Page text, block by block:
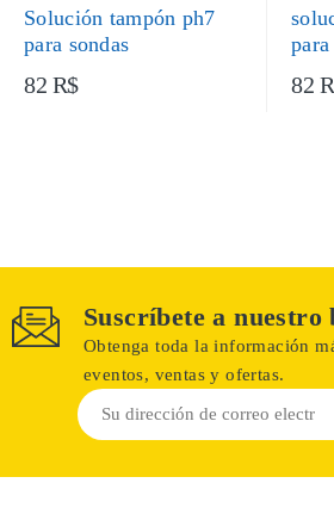
Solución tampón ph7
para sondas
82 R$
para
82
Suscríbete a nuestro
Obtenga toda la información
eventos, ventas y ofertas.